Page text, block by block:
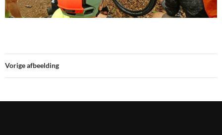
Vorige afbeelding